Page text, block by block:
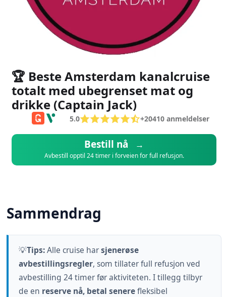
🏆 Beste Amsterdam kanalcruise
totalt med ubegrenset mat og
drikke (Captain Jack)
5.0 +20410anmeldelser
Bestill nå →
Avbestill opptil 24 timer i forveien for full refusjon.
Sammendrag
💡Tips:Alle cruise harsjenerøse
avbestillingsregler, som tillater full refusjon ved
avbestilling 24 timer før aktiviteten. I tillegg tilbyr
de en reserve nå, betal senerefleksibel